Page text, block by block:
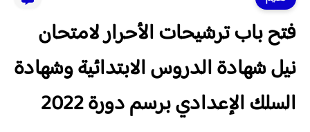
فتح باب ترشيحات الأحرار لامتحان
نيل شهادة الدروس الابتدائية وشهادة
السلك الإعدادي برسم دورة 2022